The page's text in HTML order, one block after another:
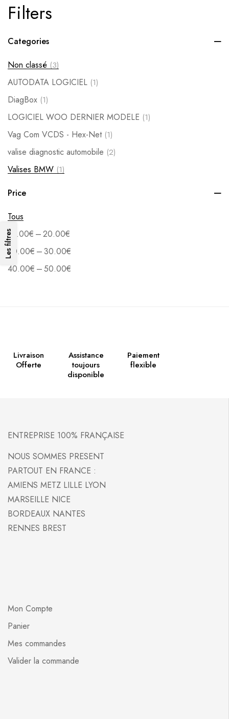
Filters
Categories
Non classé (3)
AUTODATA LOGICIEL (1)
DiagBox (1)
LOGICIEL WOO DERNIER MODELE (1)
Vag Com VCDS - Hex-Net (1)
valise diagnostic automobile (2)
Valises BMW (1)
Price
Tous
10.00€ –20.00€
20.00€ –30.00€
40.00€ –50.00€
Les filtres
Livraison
Offerte
Assistance
toujours
disponible
Paiement
flexible
ENTREPRISE 100% FRANÇAISE
NOUS SOMMES PRESENT
PARTOUT EN FRANCE :
AMIENS METZ LILLE LYON
MARSEILLE NICE
BORDEAUX NANTES
RENNES BREST
Mon Compte
Panier
Mes commandes
Valider la commande